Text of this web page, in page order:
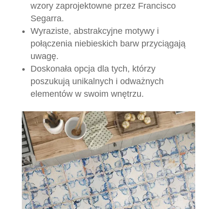
wzory zaprojektowne przez Francisco
Segarra.
Wyraziste, abstrakcyjne motywy i
połączenia niebieskich barw przyciągają
uwagę.
Doskonała opcja dla tych, którzy
poszukują unikalnych i odważnych
elementów w swoim wnętrzu.